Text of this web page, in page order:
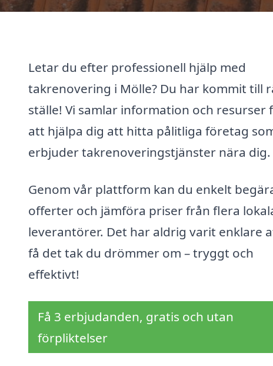
Letar du efter professionell hjälp med
takrenovering i Mölle? Du har kommit till
ställe! Vi samlar information och resurser
att hjälpa dig att hitta pålitliga företag
erbjuder takrenoveringstjänster nära dig.
Genom vår plattform kan du enkelt
offerter och jämföra priser från flera
leverantörer. Det har aldrig varit enklare
få det tak du drömmer om – tryggt och
effektivt!
Få 3 erbjudanden, gratis och utan
förpliktelser